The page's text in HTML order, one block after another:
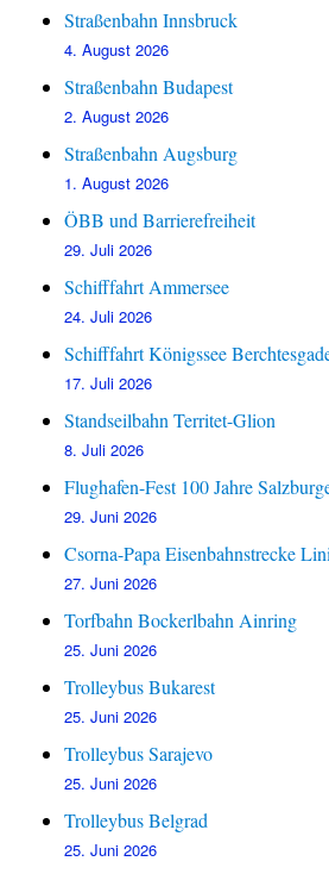
Straßenbahn Innsbruck
4. August 2026
Straßenbahn Budapest
2. August 2026
Straßenbahn Augsburg
1. August 2026
ÖBB und Barrierefreiheit
29. Juli 2026
Schifffahrt Ammersee
24. Juli 2026
Schifffahrt Königssee
17. Juli 2026
Standseilbahn Territet-Glion
8. Juli 2026
Flughafen-Fest 100 Jahre
29. Juni 2026
Csorna-Papa Eisenbahnstrecke
27. Juni 2026
Torfbahn Bockerlbahn Ainring
25. Juni 2026
Trolleybus Bukarest
25. Juni 2026
Trolleybus Sarajevo
25. Juni 2026
Trolleybus Belgrad
25. Juni 2026